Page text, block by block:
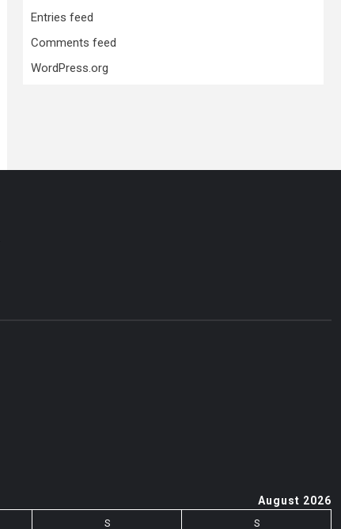
Entries feed
Comments feed
WordPress.org
August 2026
S S